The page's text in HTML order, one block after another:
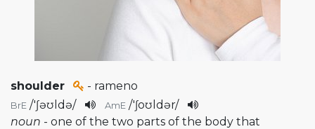
shoulder - rameno
BrE /'ʃəʊldə/ AmE /'ʃoʊldər/
noun - one of the two parts of the body that